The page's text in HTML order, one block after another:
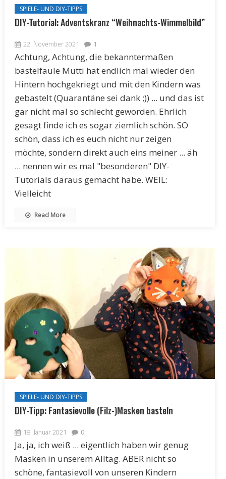
SPIELE- UND DIY-TIPPS
DIY-Tutorial: Adventskranz “Weihnachts-Wimmelbild”
22. November 2021 1
Achtung, Achtung, die bekanntermaßen
bastelfaule Mutti hat endlich mal wieder den
Hintern hochgekriegt und mit den Kindern was
gebastelt (Quarantäne sei dank ;)) ... und das ist
gar nicht mal so schlecht geworden. Ehrlich
gesagt finde ich es sogar ziemlich schön. SO
schön, dass ich es euch nicht nur zeigen
möchte, sondern direkt auch eins meiner ... äh
... nennen wir es mal "besonderen" DIY-
Tutorials daraus gemacht habe. WEIL:
Vielleicht
Read More
SPIELE- UND DIY-TIPPS
DIY-Tipp: Fantasievolle (Filz-)Masken basteln
18. Januar 2021 0
Ja, ja, ich weiß ... eigentlich haben wir genug
Masken in unserem Alltag. ABER nicht so
schöne, fantasievoll von unseren Kindern